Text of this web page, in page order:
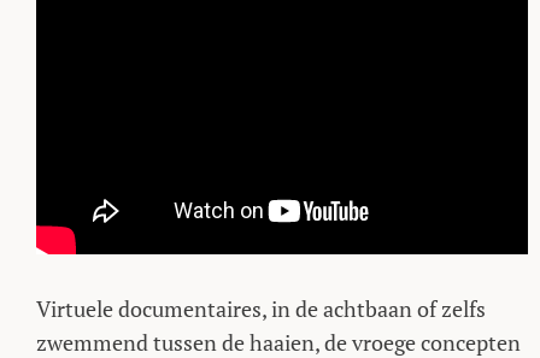
Virtuele documentaires, in de achtbaan of zelfs
zwemmend tussen de haaien, de vroege concepten